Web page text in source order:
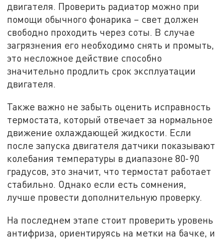
двигателя. Проверить радиатор можно при
помощи обычного фонарика – свет должен
свободно проходить через соты. В случае
загрязнения его необходимо снять и промыть,
это несложное действие способно
значительно продлить срок эксплуатации
двигателя.
Также важно не забыть оценить исправность
термостата, который отвечает за нормальное
движение охлаждающей жидкости. Если
после запуска двигателя датчики показывают
колебания температуры в диапазоне 80-90
градусов, это значит, что термостат работает
стабильно. Однако если есть сомнения,
лучше провести дополнительную проверку.
На последнем этапе стоит проверить уровень
антифриза, ориентируясь на метки на бачке, и